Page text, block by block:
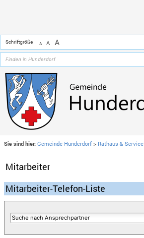
Schriftgröße A A A
Sie sind hier: Gemeinde Hunderdorf > Rathaus & Service
Mitarbeiter
Mitarbeiter-Telefon-Liste